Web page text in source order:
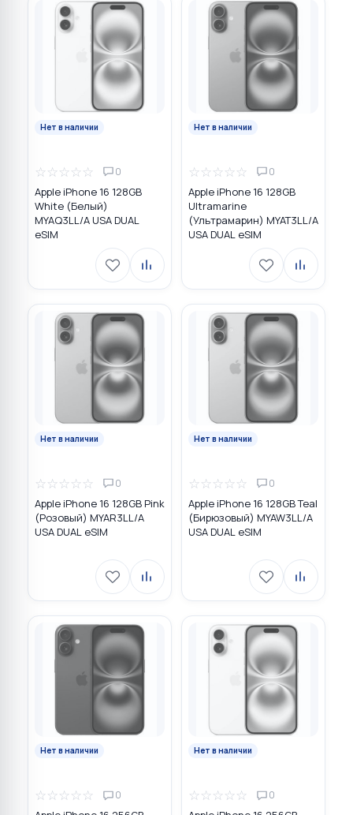
Нет в наличии
☆☆☆☆☆ 0
Apple iPhone 16 128GB
White (Белый)
MYAQ3LL/A USA DUAL
eSIM
Нет в наличии
☆☆☆☆☆ 0
Apple iPhone 16 128GB
Ultramarine
(Ультрамарин) MYAT3LL/A
USA DUAL eSIM
Нет в наличии
☆☆☆☆☆ 0
Apple iPhone 16 128GB Pink
(Розовый) MYAR3LL/A
USA DUAL eSIM
Нет в наличии
☆☆☆☆☆ 0
Apple iPhone 16 128GB Teal
(Бирюзовый) MYAW3LL/A
USA DUAL eSIM
Нет в наличии
☆☆☆☆☆ 0
Нет в наличии
☆☆☆☆☆ 0